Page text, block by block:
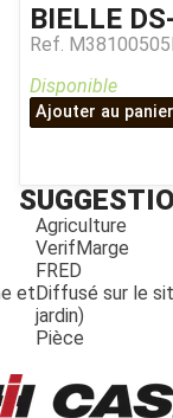
BIELLE
Ref.
Disponible
Ajouter au panier
et
Agriculture
VerifMarge
FRED
Diffusé sur le
jardin)
Pièce